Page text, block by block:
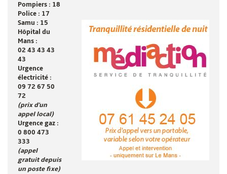
Pompiers : 18
Police : 17
Samu : 15
Hôpital du
Mans :
02 43 43 43
43
Urgence
électricité :
09 72 67 50
72
(prix d'un
appel local)
Urgence gaz :
0 800 473
333
(appel
gratuit depuis
un poste fixe)